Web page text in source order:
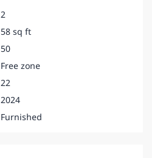
2
58 sq ft
50
Free zone
22
2024
Furnished